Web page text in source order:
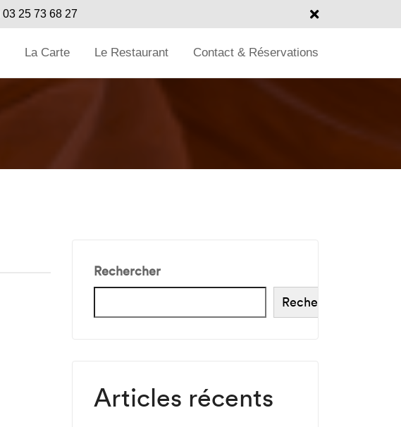
03 25 73 68 27
La Carte Le Restaurant Contact & Réservations
Rechercher
Rechercher
Articles récents